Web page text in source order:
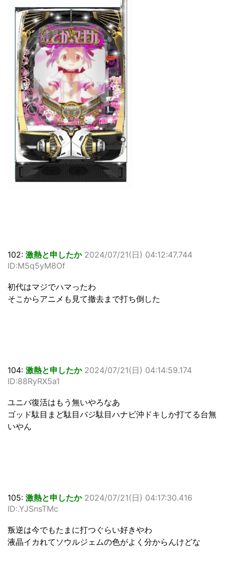
102: 激熱と申したか 2024/07/21(日) 04:12:47.744
ID:M5q5yM8Of
初代はマジでハマったわ
そこからアニメも見て撤去まで打ち倒した
104: 激熱と申したか 2024/07/21(日) 04:14:59.174
ID:88RyRX5a1
ユニバ復活はもう無いやろなあ
ゴッド駄目まど駄目バジ駄目ハナビ沖ドキしか打てる台無
いやん
105: 激熱と申したか 2024/07/21(日) 04:17:30.416
ID:.YJSnsTMc
叛逆は今でもたまに打つぐらい好きやわ
液晶イカれてソウルジェムの色がよく分からんけどな